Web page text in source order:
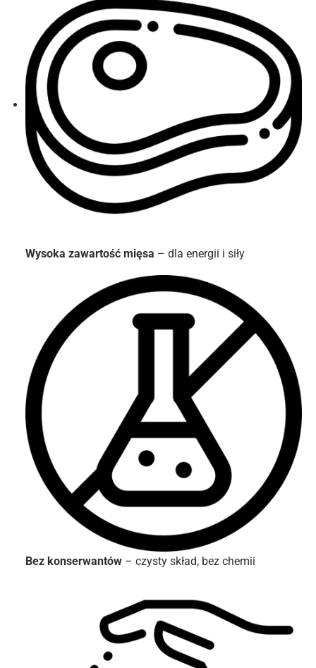
Wysoka zawartość mięsa – dla energii i siły
Bez konserwantów – czysty skład, bez chemii